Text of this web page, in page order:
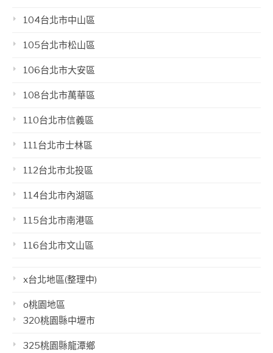
104台北市中山區
105台北市松山區
106台北市大安區
108台北市萬華區
110台北市信義區
111台北市士林區
112台北市北投區
114台北市內湖區
115台北市南港區
116台北市文山區
x台北地區(整理中)
o桃園地區
320桃園縣中壢市
325桃園縣龍潭鄉